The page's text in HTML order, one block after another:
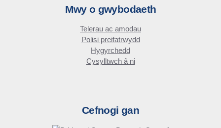
Mwy o gwybodaeth
Telerau ac amodau
Polisi preifatrwydd
Hygyrchedd
Cysylltwch â ni
Cefnogi gan